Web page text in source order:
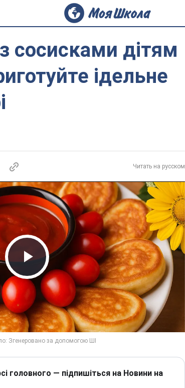
сосисками дітям
ідельне
Читать на русском
Play Video
головного — підпишіться на Новини на